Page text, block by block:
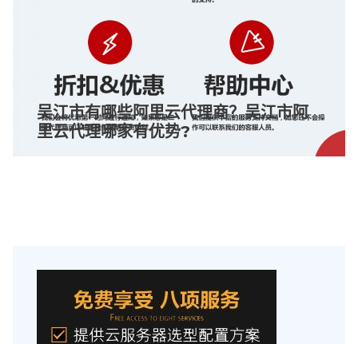
吴江市有哪些阿里云代理商？吴江市阿
里云代理哪家有优势?